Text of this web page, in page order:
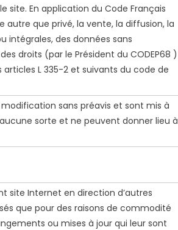
site. En application du Code Français
autre que privé, la vente, la diffusion, la
intégrales, des données sans
droits (par le Président du CODEP68 )
L 335-2 et suivants du code de
sans préavis et sont mis à
sorte et ne peuvent donner lieu à
site Internet en direction d’autres
que pour des raisons de commodité
ou mises à jour qui leur sont